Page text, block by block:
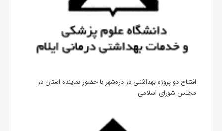
افتتاح دو پروژه بهداشتی در دره‌شهر با حضور نماینده استان در
مجلس شورای اسلامی